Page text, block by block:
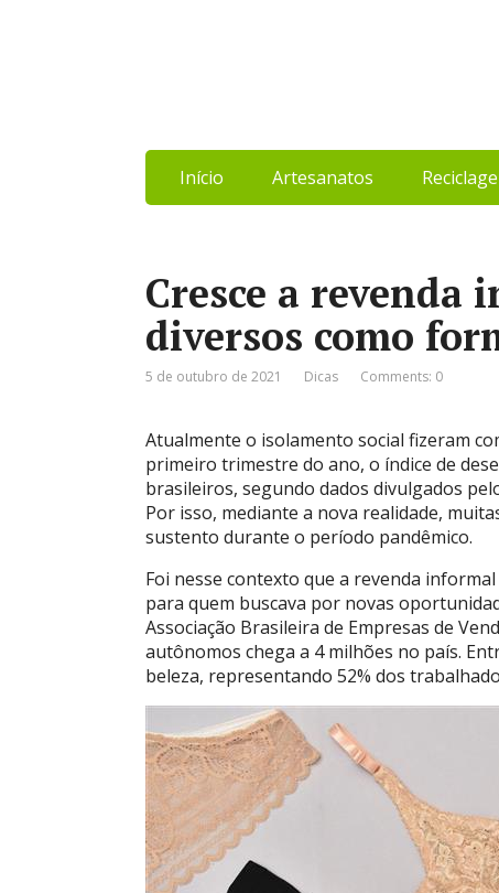
Início Artesanatos
Cresce a revenda
diversos como
5 de outubro de 2021 Dicas Comments: 0
Atualmente o isolamento social fizeram
primeiro trimestre do ano, o índice de
brasileiros, segundo dados divulgados
Por isso, mediante a nova realidade,
sustento durante o período pandêmico.
Foi nesse contexto que a revenda
para quem buscava por novas
Associação Brasileira de Empresas de
autônomos chega a 4 milhões no país.
beleza, representando 52% dos